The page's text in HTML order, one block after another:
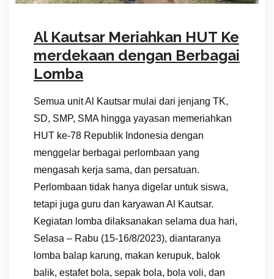
Al Kautsar Meriahkan HUT Ke
merdekaan dengan Berbagai
Lomba
Semua unit Al Kautsar mulai dari jenjang TK,
SD, SMP, SMA hingga yayasan memeriahkan
HUT ke-78 Republik Indonesia dengan
menggelar berbagai perlombaan yang
mengasah kerja sama, dan persatuan.
Perlombaan tidak hanya digelar untuk siswa,
tetapi juga guru dan karyawan Al Kautsar.
Kegiatan lomba dilaksanakan selama dua hari,
Selasa – Rabu (15-16/8/2023), diantaranya
lomba balap karung, makan kerupuk, balok
balik, estafet bola, sepak bola, bola voli, dan